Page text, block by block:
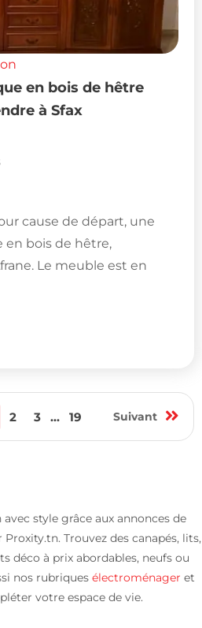
en bois de hêtre
à Sfax
cause de départ, une
bois de hêtre,
Le meuble est en
2 3 ... 19 Suivant
style grâce aux annonces de
Proxity.tn. Trouvez des canapés, lits,
déco à prix abordables, neufs ou
nos rubriques électroménager et
votre espace de vie.